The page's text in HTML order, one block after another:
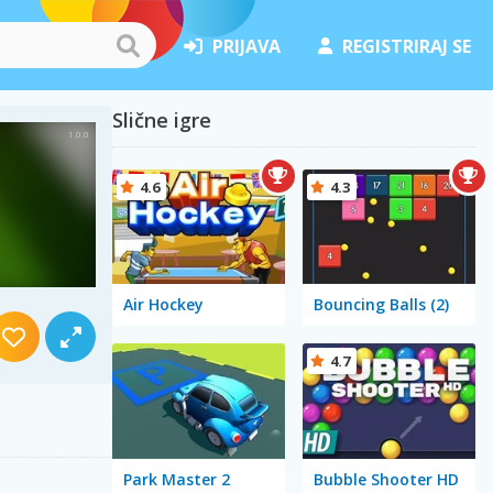
PRIJAVA REGISTRIRAJ SE
Slične igre
Air Hockey
4.6
Bouncing Balls (2)
4.3
Park Master 2 Bubble Shooter HD
4.7